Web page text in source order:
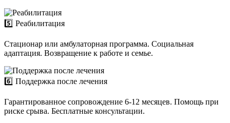
5️⃣ Реабилитация
Стационар или амбулаторная программа. Социальная
адаптация. Возвращение к работе и семье.
6️⃣ Поддержка после лечения
Гарантированное сопровождение 6-12 месяцев. Помощь при
риске срыва. Бесплатные консультации.